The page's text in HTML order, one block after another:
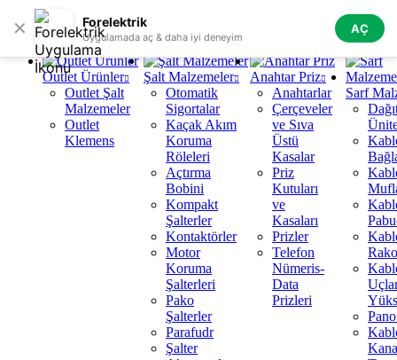
✕ Forelektrik
Uygulamada aç & daha iyi deneyim
AÇ
Skip to navigation Skip to main content
Tüm Kategoriler
Outlet Ürünler
Outlet Şalt
Malzemeler
Outlet
Klemens
Şalt Malzemeler
Otomatik
Sigortalar
Kaçak Akım
Koruma
Röleleri
Açtırma
Bobini
Kompakt
Şalterler
Kontaktörler
Motor
Koruma
Şalterleri
Pako
Şalterler
Parafudr
Şalter
Anahtar Priz
Anahtarlar
Çerçeveler
ve Sıva
Üstü
Kasalar
Priz
Kutuları
ve
Kasaları
Prizler
Telefon
Nümeris-
Data
Prizleri
Sarf